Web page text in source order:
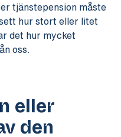
tjänstepension måste
hur stort eller litet
det hur mycket
oss.
eller
den